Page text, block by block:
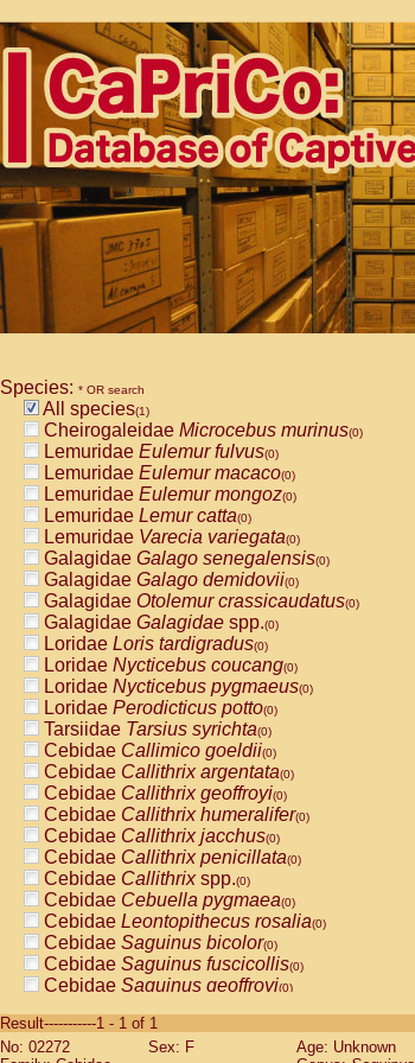
Species: * OR search
All species(1)
Cheirogaleidae Microcebus murinus(0)
Lemuridae Eulemur fulvus(0)
Lemuridae Eulemur macaco(0)
Lemuridae Eulemur mongoz(0)
Lemuridae Lemur catta(0)
Lemuridae Varecia variegata(0)
Galagidae Galago senegalensis(0)
Galagidae Galago demidovii(0)
Galagidae Otolemur crassicaudatus(0)
Galagidae Galagidae spp.(0)
Loridae Loris tardigradus(0)
Loridae Nycticebus coucang(0)
Loridae Nycticebus pygmaeus(0)
Loridae Perodicticus potto(0)
Tarsiidae Tarsius syrichta(0)
Cebidae Callimico goeldii(0)
Cebidae Callithrix argentata(0)
Cebidae Callithrix geoffroyi(0)
Cebidae Callithrix humeralifer(0)
Cebidae Callithrix jacchus(0)
Cebidae Callithrix penicillata(0)
Cebidae Callithrixspp.(0)
Cebidae Cebuella pygmaea(0)
Cebidae Leontopithecus rosalia(0)
Cebidae Saguinus bicolor(0)
Cebidae Saguinus fuscicollis(0)
Cebidae Saguinus geoffroyi(0)
CebidaeSaguinus labiatus(0)
Cebidae Saguinus leucopus (0)
Result-----------1 - 1 of 1
No: 02272
Sex: F
Age: Unknown